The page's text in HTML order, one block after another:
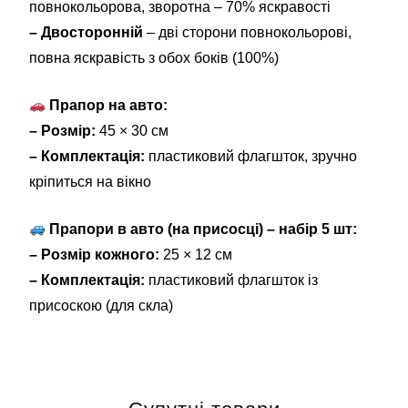
повнокольорова, зворотна – 70% яскравості
– Двосторонній – дві сторони повнокольорові,
повна яскравість з обох боків (100%)
Прапор на авто:
– Розмір: 45 × 30 см
– Комплектація: пластиковий флагшток, зручно
кріпиться на вікно
Прапори в авто (на присосці) – набір 5 шт:
– Розмір кожного: 25 × 12 см
– Комплектація: пластиковий флагшток із
присоскою (для скла)